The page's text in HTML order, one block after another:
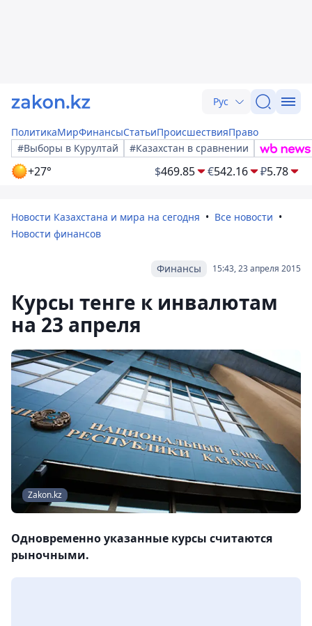
Рус
ПолитикаМирФинансыСтатьиПроисшествияПраво
#Выборы в Курултай
#Казахстан в сравнении
+27° $469.85 €542.16 ₽5.78
Новости Казахстана и мира на сегодня
Все новости
Новости финансов
15:43, 23 апреля 2015
Финансы
Курсы тенге к инвалютам
на 23 апреля
Zakon.kz
Одновременно указанные курсы считаются
рыночными.